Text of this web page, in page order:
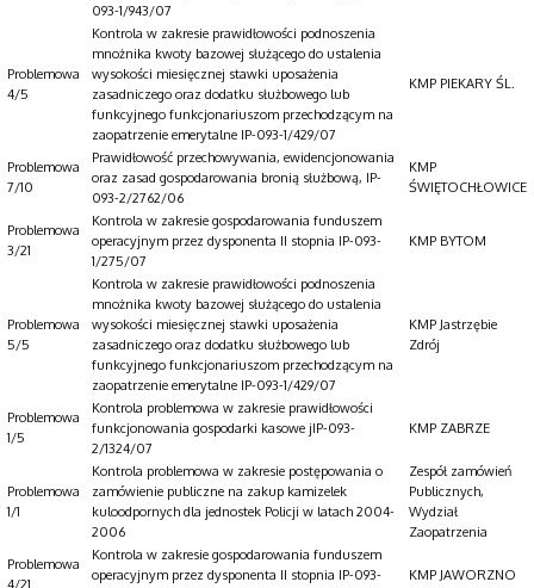
093-1/943/07
Problemowa
4/5
Kontrola w zakresie prawidłowości podnoszenia
mnożnika kwoty bazowej służącego do ustalenia
wysokości miesięcznej stawki uposażenia
zasadniczego oraz dodatku służbowego lub
funkcyjnego funkcjonariuszom przechodzącym na
zaopatrzenie emerytalne IP-093-1/429/07
KMP PIEKARY ŚL.
Problemowa
7/10
Prawidłowość przechowywania, ewidencjonowania
oraz zasad gospodarowania bronią służbową, IP-
093-2/2762/06
KMP
ŚWIĘTOCHŁOWICE
Problemowa
3/21
Kontrola w zakresie gospodarowania funduszem
operacyjnym przez dysponenta II stopnia IP-093-
1/275/07
KMP BYTOM
Problemowa
5/5
Kontrola w zakresie prawidłowości podnoszenia
mnożnika kwoty bazowej służącego do ustalenia
wysokości miesięcznej stawki uposażenia
zasadniczego oraz dodatku służbowego lub
funkcyjnego funkcjonariuszom przechodzącym na
zaopatrzenie emerytalne IP-093-1/429/07
KMP Jastrzębie
Zdrój
Problemowa
1/5
Kontrola problemowa w zakresie prawidłowości
funkcjonowania gospodarki kasowe jIP-093-
2/1324/07
KMP ZABRZE
Problemowa
1/1
Kontrola problemowa w zakresie postępowania o
zamówienie publiczne na zakup kamizelek
kuloodpornych dla jednostek Policji w latach 2004-
2006
Zespół zamówień
Publicznych,
Wydział
Zaopatrzenia
Problemowa
4/21
Kontrola w zakresie gospodarowania funduszem
operacyjnym przez dysponenta II stopnia IP-093-
KMP JAWORZNO